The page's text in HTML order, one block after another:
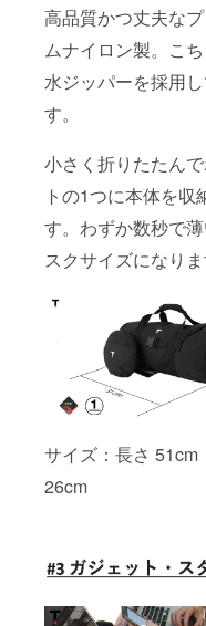
高品質かつ丈夫な
ムナイロン製。こ
水ジッパーを採用し
す。
小さく折りたたん
トの1つに本体を収
す。わずか数秒で
スクサイズになりま
サイズ：長さ
26cm